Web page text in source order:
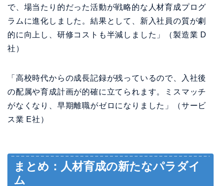
で、場当たり的だった活動が戦略的な人材育成プログ
ラムに進化しました。結果として、新入社員の質が劇
的に向上し、研修コストも半減しました」（製造業 D
社）
「高校時代からの成長記録が残っているので、入社後
の配属や育成計画が的確に立てられます。ミスマッチ
がなくなり、早期離職がゼロになりました」（サービ
ス業 E社）
まとめ：人材育成の新たなパラダイ
ム